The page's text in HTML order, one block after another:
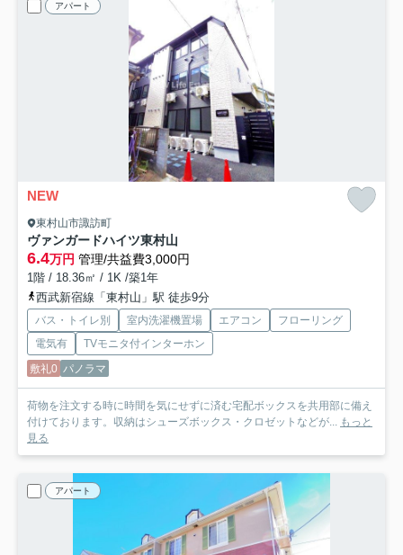
アパート
NEW
東村山市諏訪町
ヴァンガードハイツ東村山
6.4万円 管理/共益費3,000円
1階 / 18.36㎡ / 1K /築1年
西武新宿線「東村山」駅 徒歩9分
バス・トイレ別 室内洗濯機置場 エアコン
フローリング
電気有
TVモニタ付インターホン
敷礼0 パノラマ
荷物を注文する時に時間を気にせずに済む宅配ボックスを共用部に備え
付けております。収納はシューズボックス・クロゼットなどが... もっと
見る
アパート